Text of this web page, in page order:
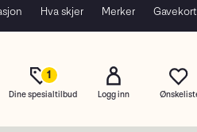
Hva skjer Merker Gavekort
1
Dine spesialtilbud Logg inn